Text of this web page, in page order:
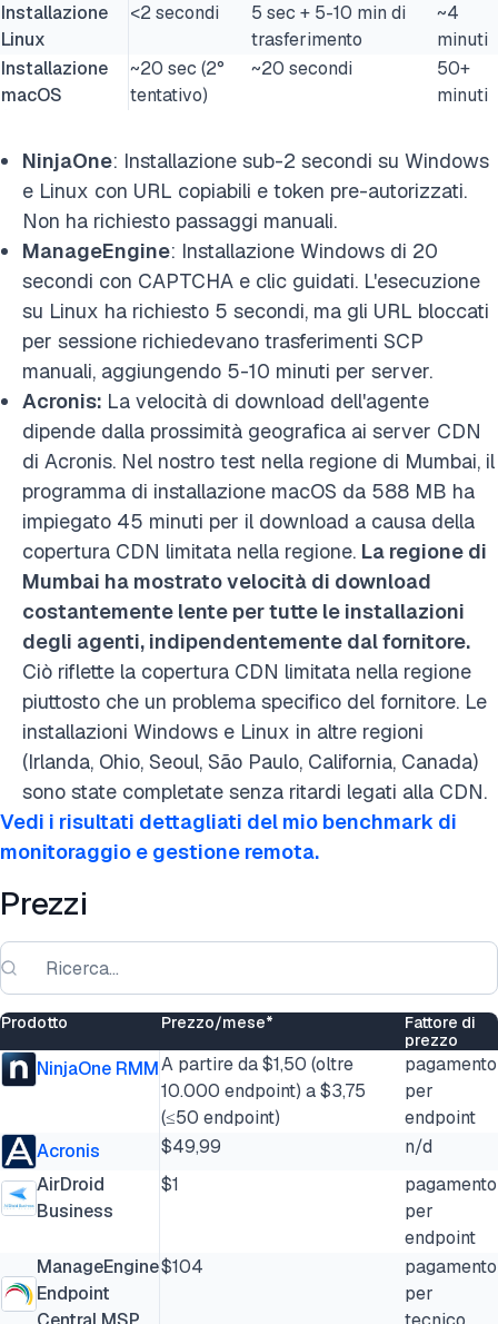
Installazione
Linux
<2 secondi
5 sec + 5-10 min di
trasferimento
~4
minuti
Installazione
macOS
~20 sec (2°
tentativo)
~20 secondi
50+
minuti
NinjaOne: Installazione sub-2 secondi su Windows
e Linux con URL copiabili e token pre-autorizzati.
Non ha richiesto passaggi manuali.
ManageEngine: Installazione Windows di 20
secondi con CAPTCHA e clic guidati. L'esecuzione
su Linux ha richiesto 5 secondi, ma gli URL bloccati
per sessione richiedevano trasferimenti SCP
manuali, aggiungendo 5-10 minuti per server.
Acronis: La velocità di download dell'agente
dipende dalla prossimità geografica ai server CDN
di Acronis. Nel nostro test nella regione di Mumbai, il
programma di installazione macOS da 588 MB ha
impiegato 45 minuti per il download a causa della
copertura CDN limitata nella regione. La regione di
Mumbai ha mostrato velocità di download
costantemente lente per tutte le installazioni
degli agenti, indipendentemente dal fornitore.
Ciò riflette la copertura CDN limitata nella regione
piuttosto che un problema specifico del fornitore. Le
installazioni Windows e Linux in altre regioni
(Irlanda, Ohio, Seoul, São Paulo, California, Canada)
sono state completate senza ritardi legati alla CDN.
Vedi i risultati dettagliati del mio benchmark di
monitoraggio e gestione remota.
Prezzi
Prodotto Prezzo/mese*
Fattore di
prezzo
NinjaOne RMMA partire da $1,50 (oltre
10.000 endpoint) a $3,75
(≤50 endpoint)
pagamento
per
endpoint
Acronis
$49,99
n/d
AirDroid
Business
$1
pagamento
per
endpoint
ManageEngine
Endpoint
$104
pagamento
per